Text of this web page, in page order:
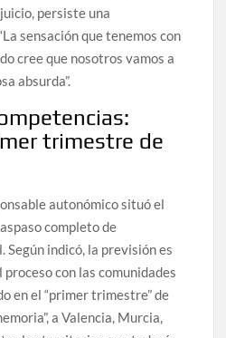
persiste una
sensación que tenemos con
cree que nosotros vamos a
absurda”.
trimestre de
autonómico situó el
completo de
indicó, la previsión es
con las comunidades
en el “primer trimestre” de
a Valencia, Murcia,